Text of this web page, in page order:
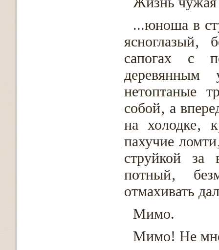
...юноша в
ясноглазый‚
сапогах с
деревянным
нетоптаные
собой‚ а
на холодке‚
пахучие
струйкой за
потный‚
отмахивать
Мимо.
Мимо! Не